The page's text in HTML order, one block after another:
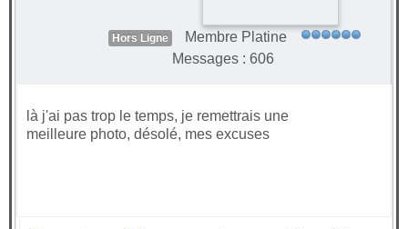
Hors Ligne
Membre Platine
Messages : 606
là j'ai pas trop le temps, je remettrais une
meilleure photo, désolé, mes excuses